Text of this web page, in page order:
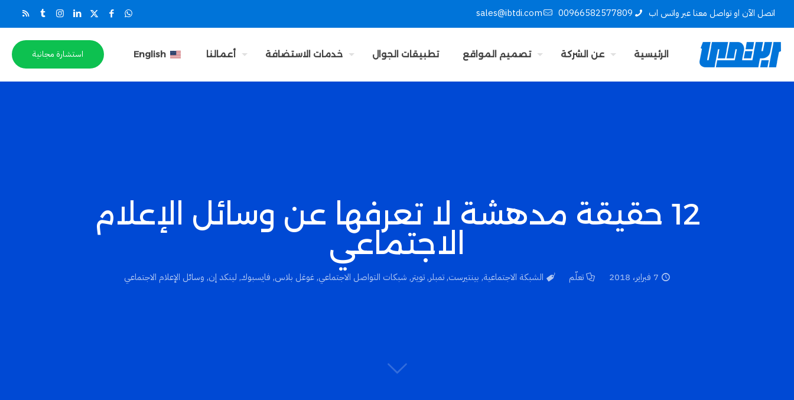
اتصل الآن او تواصل معنا عبر واتس اب 00966582577809
sales@ibtdi.com
الرئيسية عن الشركة تصميم المواقع تطبيقات الجوال خدمات الاستضافة أعمالنا English استشارة مجانية
12 حقيقة مدهشة لا تعرفها عن وسائل الإعلام
الاجتماعي
7 فبراير، 2018 تعلّم الشبكة الاجتماعية, بينتيرست,تمبلر,تويتر, شبكات التواصل الاجتماعي,غوغل بلاس, فايسبوك, لينكد إن, وسائل الإعلام الاجتماعي